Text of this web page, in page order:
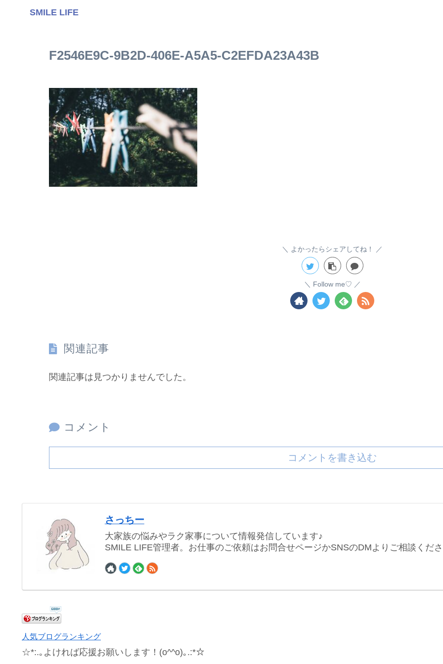
SMILE LIFE
F2546E9C-9B2D-406E-A5A5-C2EFDA23A43B
よかったらシェアしてね！
Follow me♡
関連記事
関連記事は見つかりませんでした。
コメント
コメントを書き込む
さっちー
大家族の悩みやラク家事について情報発信しています♪
SMILE LIFE管理者。お仕事のご依頼はお問合せページかSNSのDMよりご相談くだ
人気ブログランキング
☆*:.｡よければ応援お願いします！(o^^o)｡.:*☆